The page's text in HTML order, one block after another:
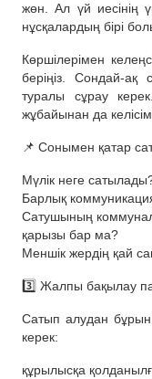
жөн. Ал үй иесінің
нұсқалардың бірі
Көршілерімен
беріңіз. Сондай-
туралы сұрау
жұбайынан да
📌 Сонымен қатар
Мүлік неге
Барлық
Сатушының
қарызы бар ма?
Меншік жердің қай
3️⃣ Жалпы бақылау
Сатып алудан бұрын
керек:
құрылысқа